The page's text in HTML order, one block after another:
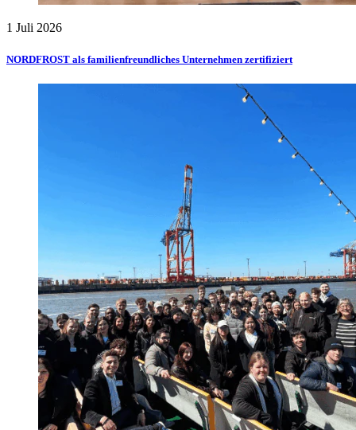
1 Juli 2026
NORDFROST als familienfreundliches Unternehmen zertifiziert